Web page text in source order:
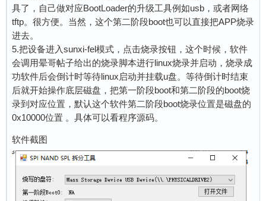
具了，自己做对应BootLoader的升级工具例如usb，或者网络
tftp。很方便。当然，这个第二阶段boot也可以直接把APP烧录
进去。
5.把设备进入sunxi-fel模式，点击烧录按钮，这个时候，软件
会调用晕哥帖子给出的烧录脚本进行linux烧录并启动，烧录成
功软件后会倒计时等待linux启动并挂载u盘。等待倒计时结束
后就开始操作底层磁盘，把第一阶段boot和第二阶段的boot烧
录到对应位置，默认这个软件第二阶段boot烧录位置是磁盘的
0x10000位置 。具体可以看程序源码。
软件截图